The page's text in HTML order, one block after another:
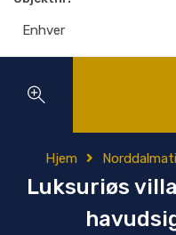
Hjem
Luksuriøs